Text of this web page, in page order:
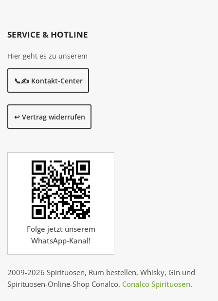
SERVICE & HOTLINE
Hier geht es zu unserem
📞✍️ Kontakt-Center
↩️ Vertrag widerrufen
Folge jetzt unserem
WhatsApp-Kanal!
2009-2026 Spirituosen, Rum bestellen, Whisky, Gin und
Spirituosen-Online-Shop Conalco. Conalco Spirituosen.